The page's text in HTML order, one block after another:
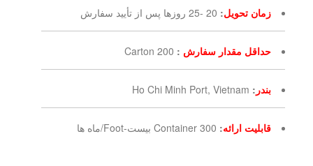
زمان تحویل: 20 -25 روزها پس از تأیید سفارش
حداقل مقدار سفارش :
200 Carton
بندر :
Ho Chi Minh Port, Vietnam
قابلیت ارائه: 300 Container بیست-Foot/ماه ها